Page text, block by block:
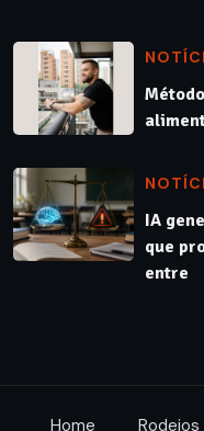
IA
que
entre
Home Rodeios